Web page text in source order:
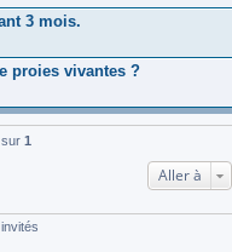
3 mois.
proies vivantes ?
sur 1
Aller à